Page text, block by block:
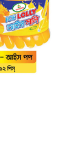
ঠাঁই
সমাবেশে
দিলেন
বগি